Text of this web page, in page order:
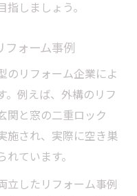
しましょう。
ォーム事例
のリフォーム企業によ
。例えば、外構のリフ
関と窓の二重ロック
施され、実際に空き巣
ています。
立したリフォーム事例